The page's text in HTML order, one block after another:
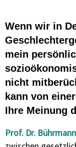
Wenn wir in
mein
nicht
kann von
Ihre Meinung
Prof. Dr.